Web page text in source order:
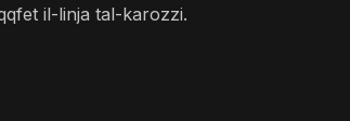
il-linja tal-karozzi.